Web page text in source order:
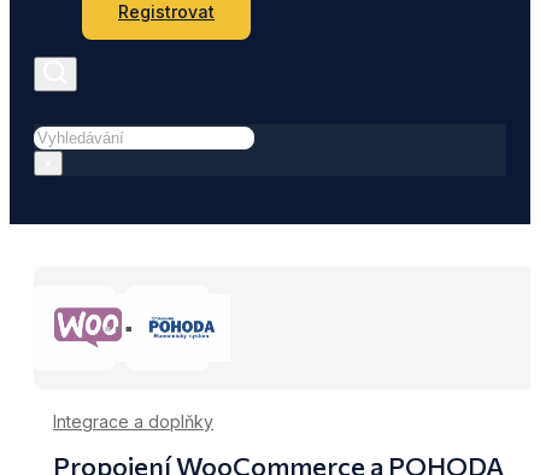
Registrovat
Hledat
Integrace a doplňky
Propojení WooCommerce a POHODA